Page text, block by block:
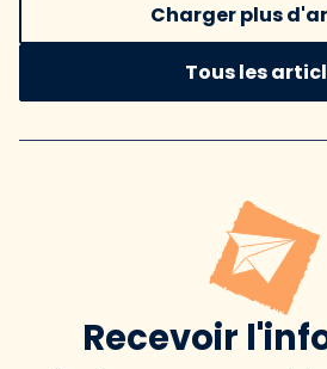
Charger plus
Tous les
Recevoir